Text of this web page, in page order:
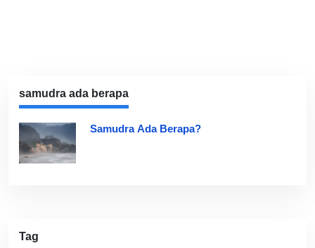
samudra ada berapa
Samudra Ada Berapa?
Tag